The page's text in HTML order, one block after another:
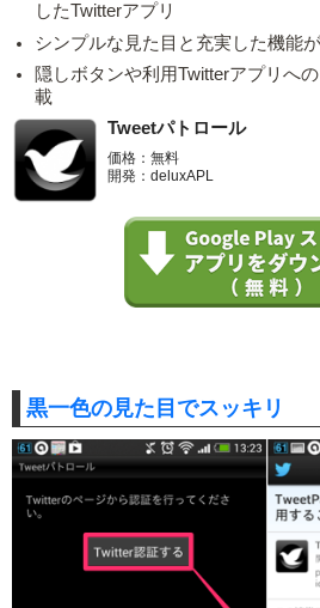
したTwitterアプリ
シンプルな見た目と充実した機能
隠しボタンや利用Twitterアプリへ
載
Tweetパトロール
価格：無料
開発：deluxAPL
黒一色の見た目でスッキリ